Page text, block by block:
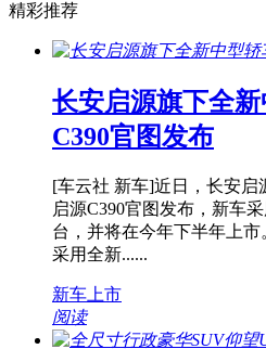
精彩推荐
长安启源旗下全
C390官图发布
[车云社 新车]近日，长安
启源C390官图发布，新车
台，并将在今年下半年上
采用全新......
新车上市
阅读